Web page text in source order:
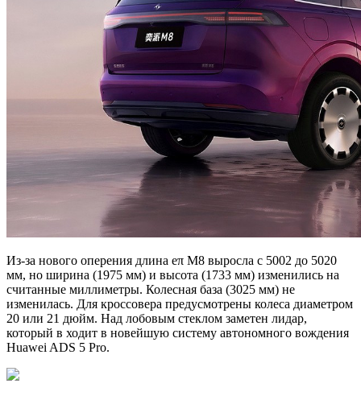
Из-за нового оперения длина eπ M8 выросла с 5002 до 5020
мм, но ширина (1975 мм) и высота (1733 мм) изменились на
считанные миллиметры. Колесная база (3025 мм) не
изменилась. Для кроссовера предусмотрены колеса диаметром
20 или 21 дюйм. Над лобовым стеклом заметен лидар,
который в ходит в новейшую систему автономного вождения
Huawei ADS 5 Pro.